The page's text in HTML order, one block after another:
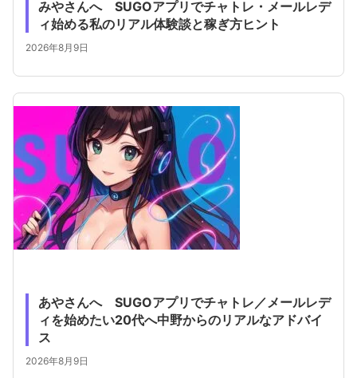
みやさんへ SUGOアプリでチャトレ・メールレデ
ィ始める私のリアル体験談と稼ぎ方ヒント
2026年8月9日
あやさんへ SUGOアプリでチャトレ／メールレデ
ィを始めたい20代へ中野からのリアルなアドバイ
ス
2026年8月9日